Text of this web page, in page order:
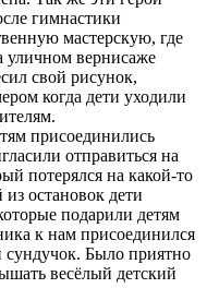
гимнастики
мастерскую, где
уличном вернисаже
свой рисунок,
когда дети уходили
присоединились
отправиться на
потерялся на какой-то
остановок дети
подарили детям
к нам присоединился
Было приятно
весёлый детский